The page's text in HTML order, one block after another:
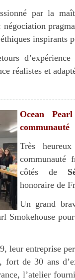
par la
inspirants
réalistes et
Ocean
communauté
Très
communauté
côtés de
honoraire de
Un grand
Smokehouse
leur entreprise
fort de 30 ans
l’atelier